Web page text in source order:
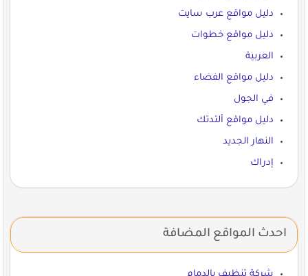
دليل مواقع عرب سايت
دليل مواقع خطوات
العربية
دليل مواقع الفضاء
في الجول
دليل مواقع ألتدتك
النهار الجديد
إدراك
احدث المواقع المضافة